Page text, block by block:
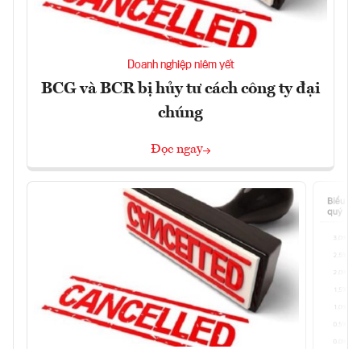
Doanh nghiệp niêm yết
BCG và BCR bị hủy tư cách công ty đại
chúng
Đọc ngay